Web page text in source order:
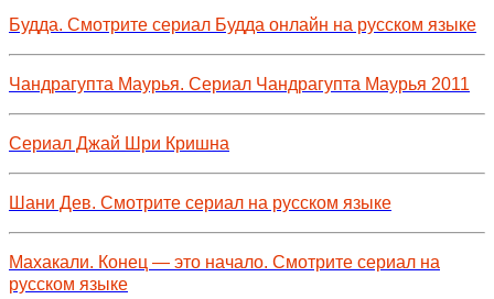
Будда. Смотрите сериал Будда онлайн на русском языке
Чандрагупта Маурья. Сериал Чандрагупта Маурья 2011
Сериал Джай Шри Кришна
Шани Дев. Смотрите сериал на русском языке
Махакали. Конец — это начало. Смотрите сериал на
русском языке